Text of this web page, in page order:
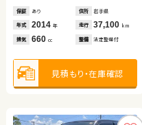
保証 あり 住所 岩手県
年式 2014 年 走行 37,100 km
排気 660 cc 整備 法定整備付
見積もり・在庫確認
排気 660 整備 法定整備付
見積もり・在庫確認
排気 1,400 整備 法定整備付
見積もり・在庫確認